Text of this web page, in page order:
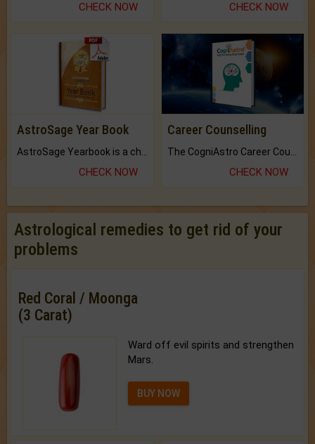
CHECK NOW CHECK NOW
AstroSage Year Book
CHECK NOW
Career Counselling
CHECK NOW
Astrological remedies to get rid of your
problems
Red Coral / Moonga
(3 Carat)
Ward off evil spirits and strengthen
Mars.
BUY NOW